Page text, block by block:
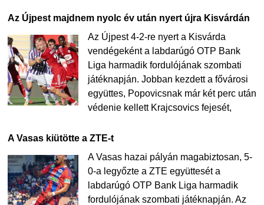
Az Újpest majdnem nyolc év után nyert újra Kisvárdán
Az Újpest 4-2-re nyert a Kisvárda
vendégeként a labdarúgó OTP Bank
Liga harmadik fordulójának szombati
játéknapján. Jobban kezdett a fővárosi
együttes, Popovicsnak már két perc után
védenie kellett Krajcsovics fejesét,
A Vasas kiütötte a ZTE-t
A Vasas hazai pályán magabiztosan, 5-
0-a legyőzte a ZTE együttesét a
labdarúgó OTP Bank Liga harmadik
fordulójának szombati játéknapján. Az